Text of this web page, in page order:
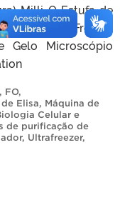
Milli-Q Estufa de
Freezer
Gelo Microscópio
, FO,
Elisa, Máquina de
Celular e
de purificação de
, Ultrafreezer,